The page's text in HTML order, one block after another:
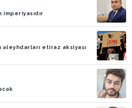
etiraz aksiyası